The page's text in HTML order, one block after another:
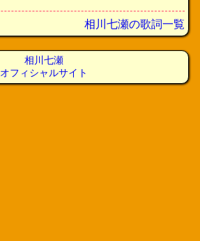
相川七瀬の歌詞一覧
相川七瀬
オフィシャルサイト